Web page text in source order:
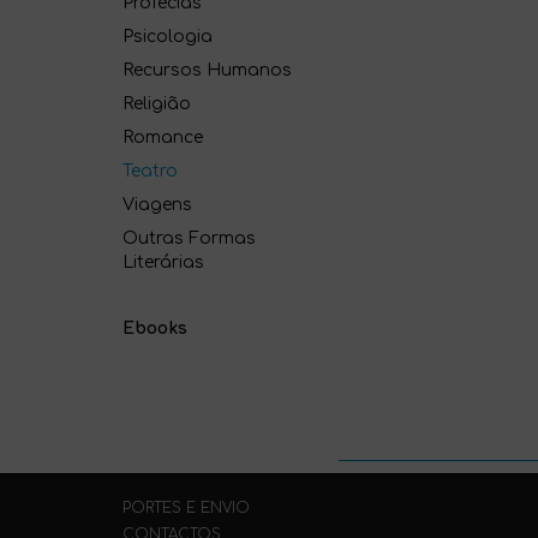
Psicologia
Recursos Humanos
Religião
Romance
Teatro
Viagens
Outras Formas
Literárias
Ebooks
PORTES E ENVIO
CONTACTOS